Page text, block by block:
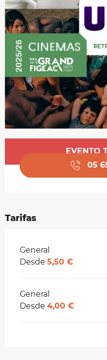
Horarios y datos
EVENTO
05
Tarifas
Tarifas 2026
General
Desde 5,50 €
General
Desde 4,00 €